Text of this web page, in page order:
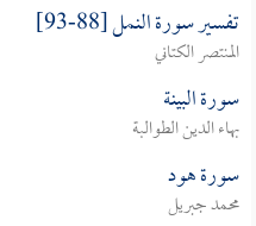
تفسير سورة النمل [88-93]
المنتصر الكتاني
سورة البينة
بهاء الدين الطوالبة
سورة هود
محمد جبريل